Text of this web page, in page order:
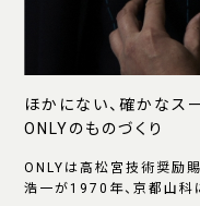
ほかにない、確かなス
ONLYのものづくり
ONLYは高松宮技術奨励
浩一が1970年、京都山科